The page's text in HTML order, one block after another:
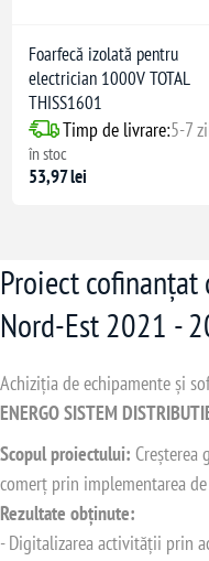
Foarfecă izolată pentru
electrician 1000V TOTAL
THISS1601
Timp de livrare:5-7
în stoc
53,97 lei
Proiect
Nord-Est 2021 -
Achiziția de echipamente și
ENERGO SISTEM
Scopul proiectului:
comerț prin implementarea
Rezultate obținute:
- Digitalizarea activității prin